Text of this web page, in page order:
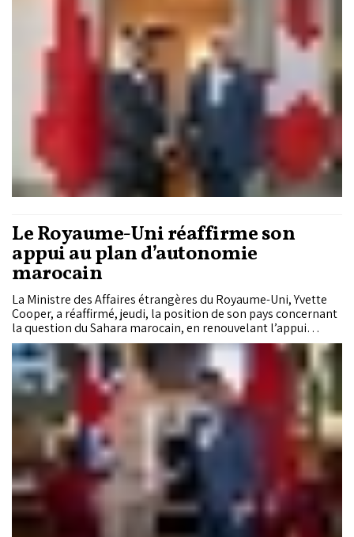
Le Royaume-Uni réaffirme son
appui au plan d’autonomie
marocain
La Ministre des Affaires étrangères du Royaume-Uni, Yvette
Cooper, a réaffirmé, jeudi, la position de son pays concernant
la question du Sahara marocain, en renouvelant l’appui
britannique au plan d’autonomie présenté par le Maroc,
comme « la base la plus crédible, viable et pragmatique pour
la paix au Sahara ».